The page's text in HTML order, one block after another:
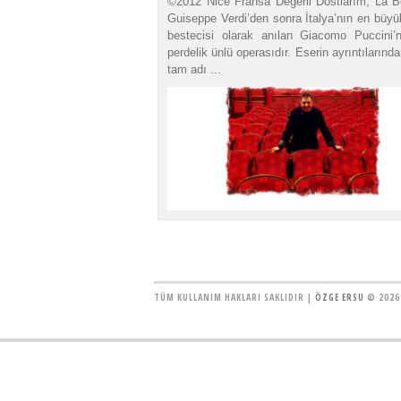
Guiseppe Verdi’den sonra İtalya’nın en
bestecisi olarak anılan Giacomo
perdelik ünlü operasıdır. Eserin
tam adı ...
TÜM KULLANIM HAKLARI SAKLIDIR | ÖZGE ERSU © 2026